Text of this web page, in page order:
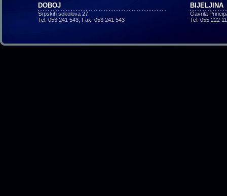
DOBOJ
Srpskih sokolova 27
Tel: 053 241 543; Fax: 053 241 543
BIJELJINA
Gavrila
Tel: 055 222